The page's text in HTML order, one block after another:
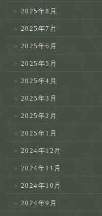
2025年8月
2025年7月
2025年6月
2025年5月
2025年4月
2025年3月
2025年2月
2025年1月
2024年12月
2024年11月
2024年10月
2024年9月